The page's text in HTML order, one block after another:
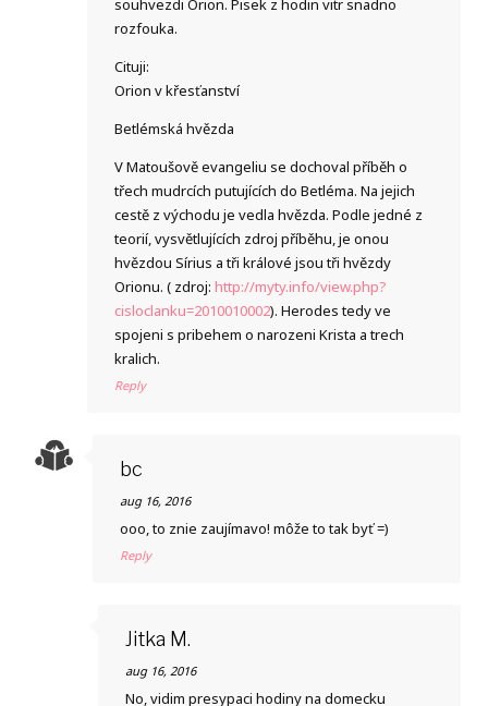
souhvezdi Orion. Pisek z hodin vitr snadno
rozfouka.
Cituji:
Orion v křesťanství
Betlémská hvězda
V Matoušově evangeliu se dochoval příběh o
třech mudrcích putujících do Betléma. Na jejich
cestě z východu je vedla hvězda. Podle jedné z
teorií, vysvětlujících zdroj příběhu, je onou
hvězdou Sírius a tři králové jsou tři hvězdy
Orionu. ( zdroj: http://myty.info/view.php?
cisloclanku=2010010002). Herodes tedy ve
spojeni s pribehem o narozeni Krista a trech
kralich.
Reply
bc
aug 16, 2016
ooo, to znie zaujímavo! môže to tak byť =)
Reply
Jitka M.
aug 16, 2016
No, vidim presypaci hodiny na domecku